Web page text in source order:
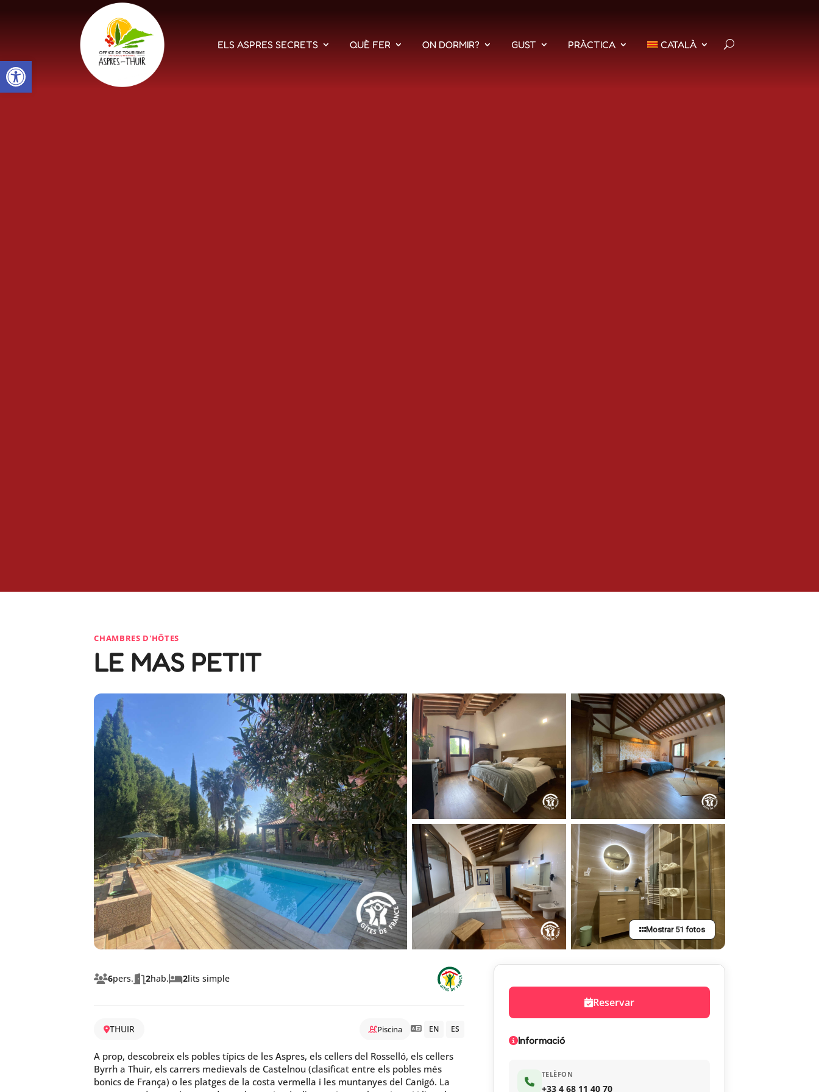
Open toolbar
ELS ASPRES SECRETS QUÈ FER ON DORMIR? GUST PRÀCTICA CATALÀ
CHAMBRES D'HÔTES
LE MAS PETIT
Mostrar 51 fotos
6pers. 2hab. 2lits simple
THUIR Piscina EN ES
A prop, descobreix els pobles típics de les Aspres, els cellers del Rosselló, els cellers
Byrrh a Thuir, els carrers medievals de Castelnou (clasificat entre els pobles més
bonics de França) o les platges de la costa vermella i les muntanyes del Canigó. La
Reservar
Informació
TELÈFON
+33 4 68 11 40 70